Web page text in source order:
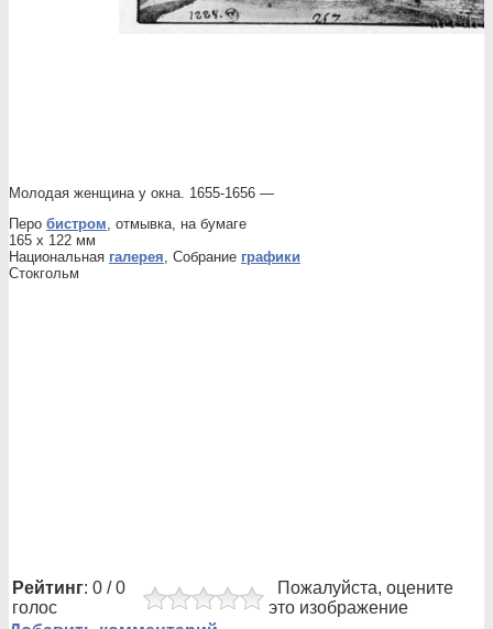
Молодая женщина у окна. 1655-1656 —
Перо бистром, отмывка, на бумаге
165 x 122 мм
Национальная галерея, Собрание графики
Стокгольм
Рейтинг: 0 / 0
голос
Пожалуйста, оцените
это изображение